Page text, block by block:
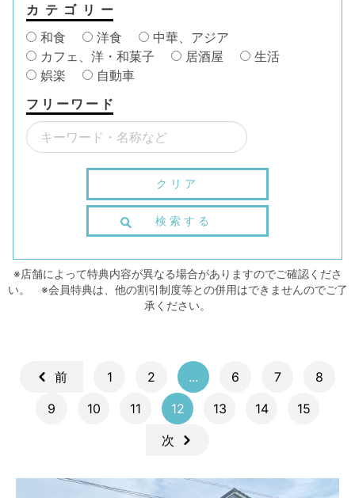
カテゴリー
和食
洋食
中華、アジア
カフェ、洋・和菓子
居酒屋
生活
娯楽
自動車
フリーワード
クリア
検索する
※店舗によって特典内容が異なる場合がありますのでご確認くださ
い。 ※会員特典は、他の割引制度等との併用はできませんのでご了
承ください。
1 2 ... 6 7
8
9
10 11 12 13 14 15